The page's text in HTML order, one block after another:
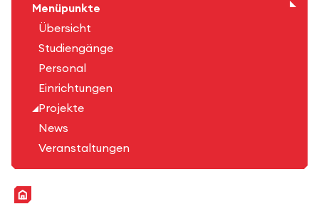
Menüpunkte
Übersicht
Studiengänge
Personal
Einrichtungen
Projekte
News
Veranstaltungen
Startseite